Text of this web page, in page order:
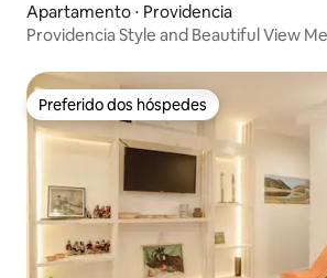
Apartamento ⋅ Providencia
Providencia Style and Beautiful View
Preferido dos hóspedes
Preferido dos hóspedes